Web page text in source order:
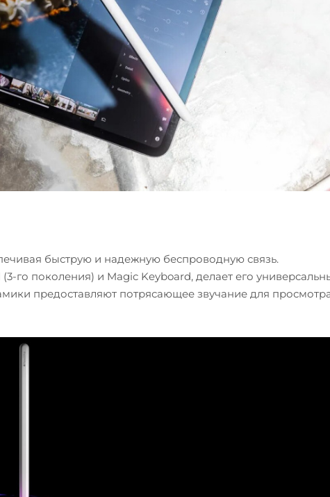
быструю и надежную беспроводную связь.
го поколения) и Magic Keyboard, делает его
предоставляют потрясающее звучание для